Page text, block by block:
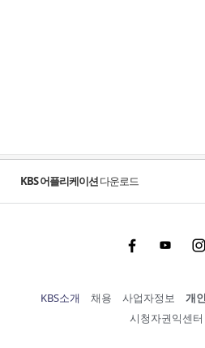
KBS 어플리케이션다운로드
FacebookYoutube
KBS소개 채용 사업자정보 개
시청자권익센터